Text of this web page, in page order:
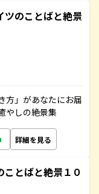
ツのことばと絶景
方」があなたにお届
やしの絶景集
詳細を見る
とばと絶景１０